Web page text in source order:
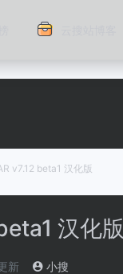
v7.12 beta1 汉化版
汉化版
新 小搜